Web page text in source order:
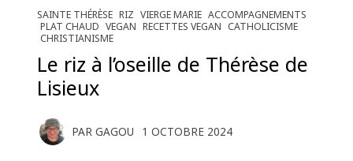
SAINTE THÉRÈSE RIZ VIERGE MARIE ACCOMPAGNEMENTS
PLAT CHAUD VEGAN RECETTES VEGAN CATHOLICISME
CHRISTIANISME
Le riz à l’oseille de Thérèse de
Lisieux
PARGAGOU 1 OCTOBRE 2024